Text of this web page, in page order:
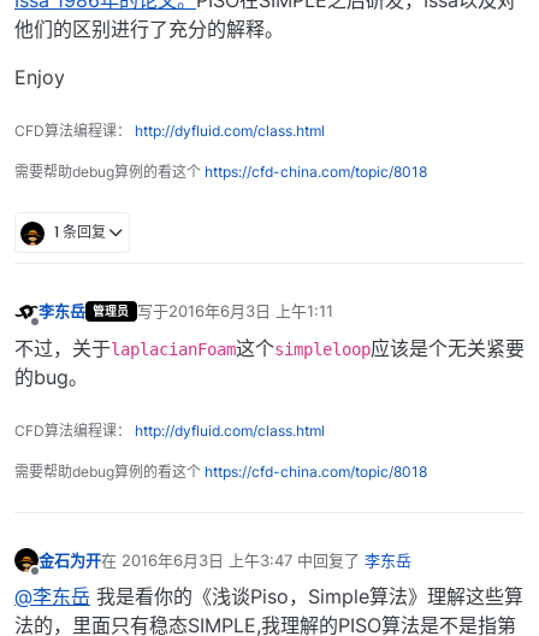
他们的区别进行了充分的解释。
Enjoy
CFD算法编程课： http://dyfluid.com/class.html
需要帮助debug算例的看这个 https://cfd-china.com/topic/8018
1 条回复
李东岳 管理员 写于2016年6月3日 上午1:11
最后由 编辑
不过，关于laplacianFoam这个simpleloop应该是个无关紧要
的bug。
CFD算法编程课： http://dyfluid.com/class.html
需要帮助debug算例的看这个 https://cfd-china.com/topic/8018
金石为开在 2016年6月3日 上午3:47 中回复了 李东岳
最后由 编辑
@李东岳 我是看你的《浅谈Piso，Simple算法》理解这些算
法的，里面只有稳态SIMPLE,我理解的PISO算法是不是指第